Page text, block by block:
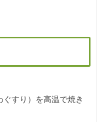
すり）を高温で焼き